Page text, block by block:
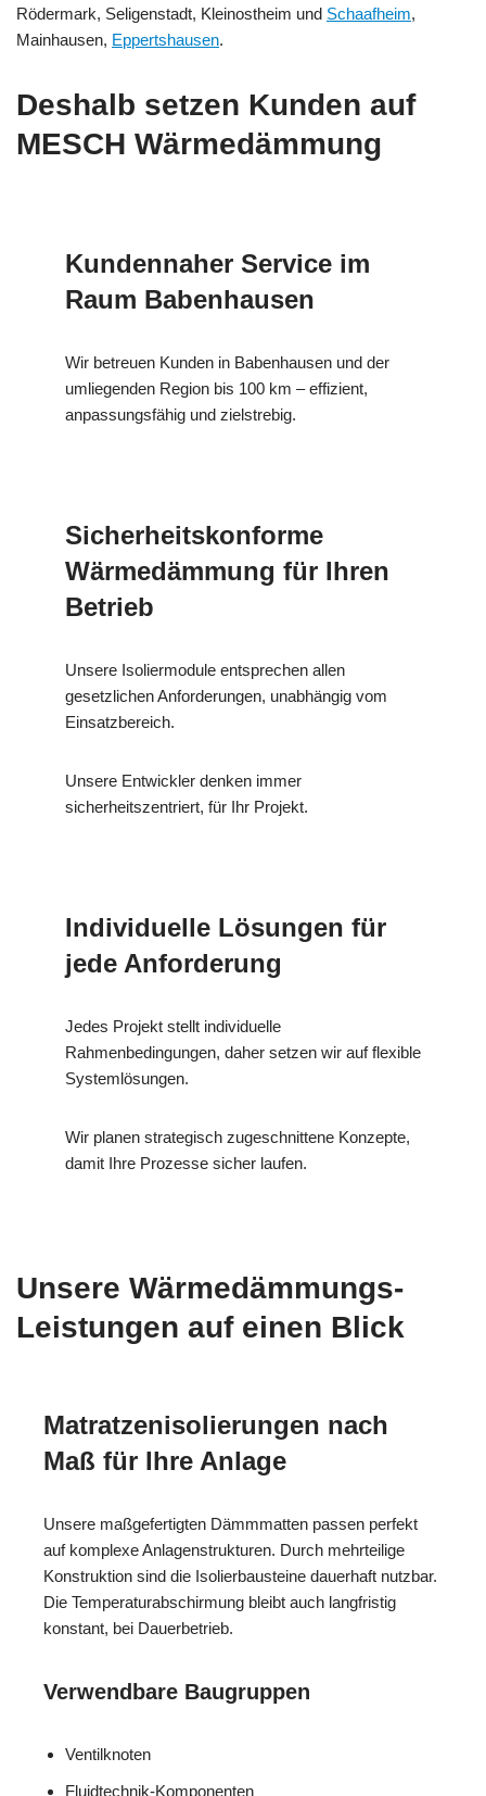
Rödermark, Seligenstadt, Kleinostheim und Schaafheim,
Mainhausen, Eppertshausen.
Deshalb setzen Kunden auf
MESCH Wärmedämmung
Kundennaher Service im
Raum Babenhausen
Wir betreuen Kunden in Babenhausen und der
umliegenden Region bis 100 km – effizient,
anpassungsfähig und zielstrebig.
Sicherheitskonforme
Wärmedämmung für Ihren
Betrieb
Unsere Isoliermodule entsprechen allen
gesetzlichen Anforderungen, unabhängig vom
Einsatzbereich.
Unsere Entwickler denken immer
sicherheitszentriert, für Ihr Projekt.
Individuelle Lösungen für
jede Anforderung
Jedes Projekt stellt individuelle
Rahmenbedingungen, daher setzen wir auf flexible
Systemlösungen.
Wir planen strategisch zugeschnittene Konzepte,
damit Ihre Prozesse sicher laufen.
Unsere Wärmedämmungs-
Leistungen auf einen Blick
Matratzenisolierungen nach
Maß für Ihre Anlage
Unsere maßgefertigten Dämmmatten passen perfekt
auf komplexe Anlagenstrukturen. Durch mehrteilige
Konstruktion sind die Isolierbausteine dauerhaft nutzbar.
Die Temperaturabschirmung bleibt auch langfristig
konstant, bei Dauerbetrieb.
Verwendbare Baugruppen
Ventilknoten
Fluidtechnik-Komponenten